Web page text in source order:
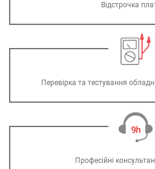
Відстрочка
Перевірка та тестування
Професійні